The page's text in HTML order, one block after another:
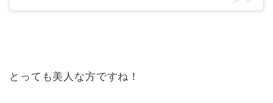
とっても美人な方ですね！